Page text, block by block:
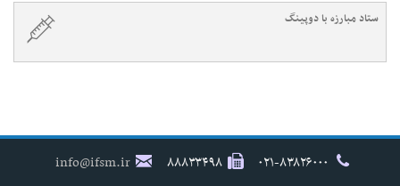
ستاد مبارزه با دوپینگ
۸۸۸۳۳۴۹۸
info@ifsm.ir